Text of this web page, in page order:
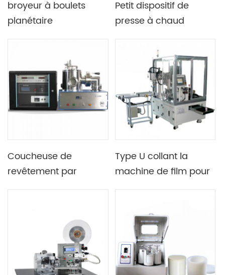
broyeur à boulets
planétaire
Petit dispositif de
presse à chaud
laboratoire 10T avec
plaque chauffante
180x180mm
Coucheuse de
revêtement par
poussé DC ou RF
utilisée pour fabriquer
des cellules solaires
en pérovskite
Type U collant la
machine de film pour
au lithium pp de
cellules de poche